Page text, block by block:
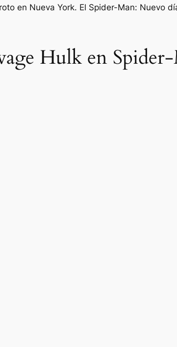
en Nueva York. El Spider-Man: Nuevo
Hulk en